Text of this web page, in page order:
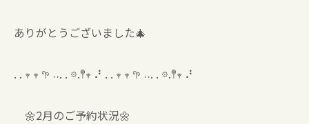
ありがとうございました🎄
. . 𖥧 𖥧 𖧧 ˒˒. . 𖡼.𖤣𖥧 ⠜ . . 𖥧 𖥧 𖧧 ˒˒. . 𖡼.𖤣𖥧 ⠜
🌼2月のご予約状況🌼